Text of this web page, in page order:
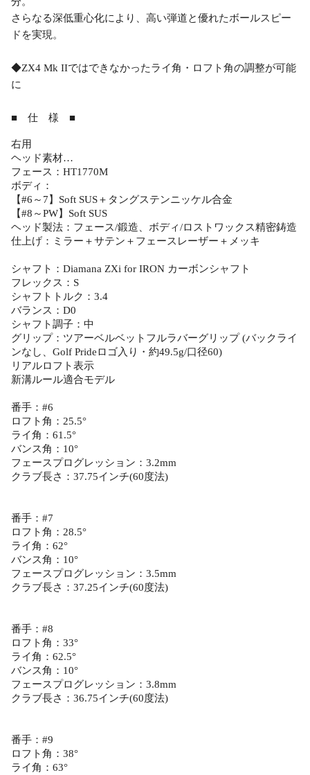
さらなる深低重心化により、高い弾道と優れたボールスピー
ドを実現。
◆ZX4 Mk IIではできなかったライ角・ロフト角の調整が可能
に
■ 仕 様 ■
右用
ヘッド素材…
フェース：HT1770M
ボディ：
【#6～7】Soft SUS＋タングステンニッケル合金
【#8～PW】Soft SUS
ヘッド製法：フェース/鍛造、ボディ/ロストワックス精密鋳造
仕上げ：ミラー＋サテン＋フェースレーザー＋メッキ
シャフト：Diamana ZXi for IRON カーボンシャフト
フレックス：S
シャフトトルク：3.4
バランス：D0
シャフト調子：中
グリップ：ツアーベルベットフルラバーグリップ (バックライ
ンなし、Golf Prideロゴ入り・約49.5g/口径60)
リアルロフト表示
新溝ルール適合モデル
番手：#6
ロフト角：25.5°
ライ角：61.5°
バンス角：10°
フェースプログレッション：3.2mm
クラブ長さ：37.75インチ(60度法)
番手：#7
ロフト角：28.5°
ライ角：62°
バンス角：10°
フェースプログレッション：3.5mm
クラブ長さ：37.25インチ(60度法)
番手：#8
ロフト角：33°
ライ角：62.5°
バンス角：10°
フェースプログレッション：3.8mm
クラブ長さ：36.75インチ(60度法)
番手：#9
ロフト角：38°
ライ角：63°